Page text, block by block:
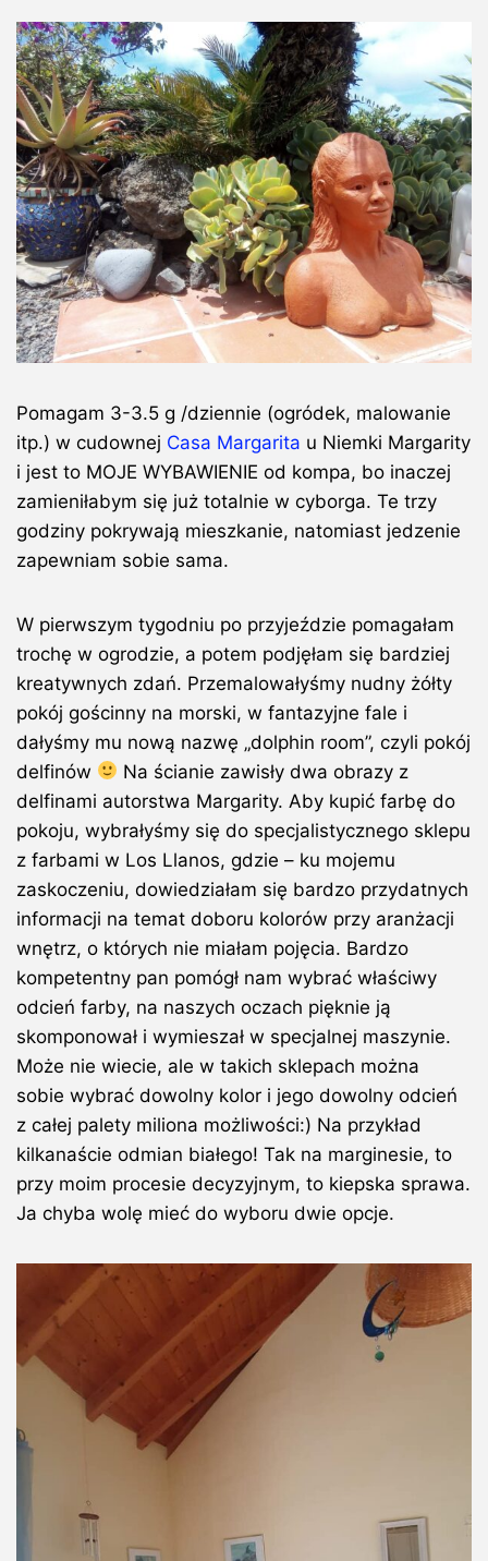
Pomagam 3-3.5 g /dziennie (ogródek, malowanie
itp.) w cudownej Casa Margarita u Niemki Margarity
i jest to MOJE WYBAWIENIE od kompa, bo inaczej
zamieniłabym się już totalnie w cyborga. Te trzy
godziny pokrywają mieszkanie, natomiast jedzenie
zapewniam sobie sama.
W pierwszym tygodniu po przyjeździe pomagałam
trochę w ogrodzie, a potem podjęłam się bardziej
kreatywnych zdań. Przemalowałyśmy nudny żółty
pokój gościnny na morski, w fantazyjne fale i
dałyśmy mu nową nazwę „dolphin room”, czyli pokój
delfinów
Na ścianie zawisły dwa obrazy z
delfinami autorstwa Margarity. Aby kupić farbę do
pokoju, wybrałyśmy się do specjalistycznego sklepu
z farbami w Los Llanos, gdzie – ku mojemu
zaskoczeniu, dowiedziałam się bardzo przydatnych
informacji na temat doboru kolorów przy aranżacji
wnętrz, o których nie miałam pojęcia. Bardzo
kompetentny pan pomógł nam wybrać właściwy
odcień farby, na naszych oczach pięknie ją
skomponował i wymieszał w specjalnej maszynie.
Może nie wiecie, ale w takich sklepach można
sobie wybrać dowolny kolor i jego dowolny odcień
z całej palety miliona możliwości:) Na przykład
kilkanaście odmian białego! Tak na marginesie, to
przy moim procesie decyzyjnym, to kiepska sprawa.
Ja chyba wolę mieć do wyboru dwie opcje.